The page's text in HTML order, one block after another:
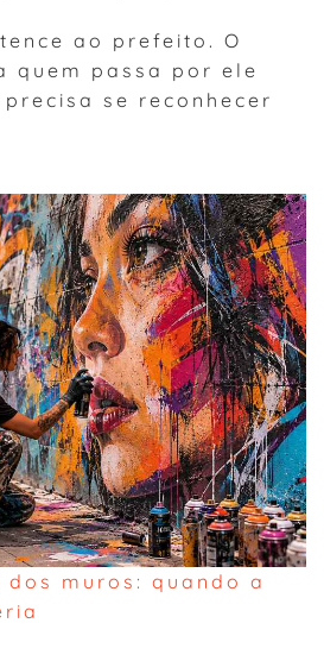
ao prefeito. O
quem passa por ele
se reconhecer
muros: quando a